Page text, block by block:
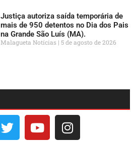
Justiça autoriza saída temporária de
mais de 950 detentos no Dia dos Pais
na Grande São Luís (MA).
Malagueta Notícias 5 de agosto de 2026